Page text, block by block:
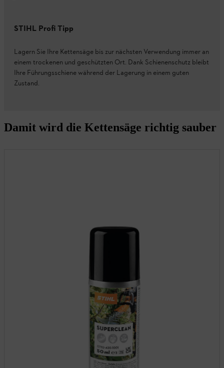
STIHL Profi Tipp
Lagern Sie Ihre Kettensäge bis zur nächsten Verwendung immer an
einem trockenen und geschützten Ort. Dank Schienenschutz bleibt
Ihre Führungsschiene während der Lagerung in einem guten
Zustand.
Damit wird die Kettensäge richtig sauber